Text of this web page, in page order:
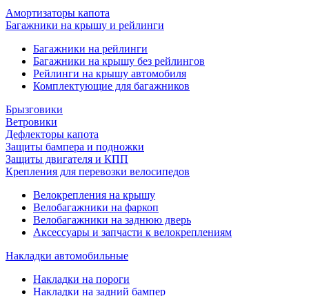
Амортизаторы капота
Багажники на крышу и рейлинги
Багажники на рейлинги
Багажники на крышу без рейлингов
Рейлинги на крышу автомобиля
Комплектующие для багажников
Брызговики
Ветровики
Дефлекторы капота
Защиты бампера и подножки
Защиты двигателя и КПП
Крепления для перевозки велосипедов
Велокрепления на крышу
Велобагажники на фаркоп
Велобагажники на заднюю дверь
Аксессуары и запчасти к велокреплениям
Накладки автомобильные
Накладки на пороги
Накладки на задний бампер